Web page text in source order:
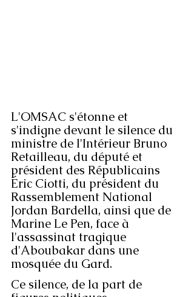
L'OMSAC s'étonne et
s'indigne devant le silence du
ministre de l'Intérieur Bruno
Retailleau, du député et
président des Républicains
Éric Ciotti, du président du
Rassemblement National
Jordan Bardella, ainsi que de
Marine Le Pen, face à
l'assassinat tragique
d'Aboubakar dans une
mosquée du Gard.
Ce silence, de la part de